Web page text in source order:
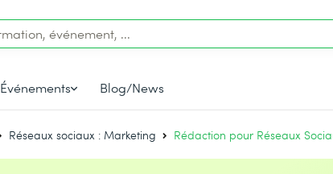
Événements Blog/News
Réseaux sociaux : Marketing Rédaction pour Réseaux